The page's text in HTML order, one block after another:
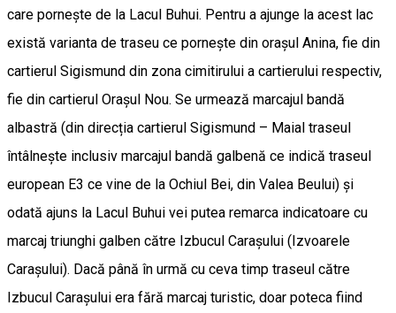
care pornește de la Lacul Buhui. Pentru a ajunge la acest lac
există varianta de traseu ce pornește din orașul Anina, fie din
cartierul Sigismund din zona cimitirului a cartierului respectiv,
fie din cartierul Orașul Nou. Se urmează marcajul bandă
albastră (din direcția cartierul Sigismund – Maial traseul
întâlnește inclusiv marcajul bandă galbenă ce indică traseul
european E3 ce vine de la Ochiul Bei, din Valea Beului) și
odată ajuns la Lacul Buhui vei putea remarca indicatoare cu
marcaj triunghi galben către Izbucul Carașului (Izvoarele
Carașului). Dacă până în urmă cu ceva timp traseul către
Izbucul Carașului era fără marcaj turistic, doar poteca fiind